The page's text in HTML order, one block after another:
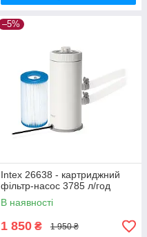
–5%
Intex 26638 - картриджний
фільтр-насос 3785 л/год
В наявності
1 850 ₴ 1 950 ₴